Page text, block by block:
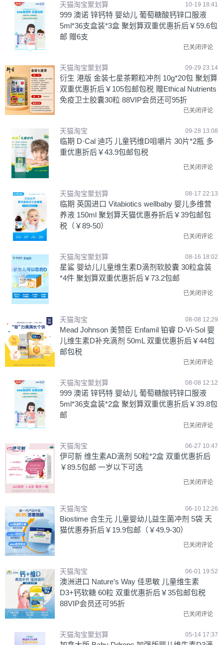
天猫淘宝聚划算 10-19 18:41
999 澳诺 锌钙特 婴幼儿 葡萄糖酸钙锌口服液
5ml*36支盒装*3盒 聚划算双重优惠折后￥59.6包
邮 赠6支
已关闭评论
天猫淘宝聚划算 09-29 23:14
衍生 港版 金装七星茶颗粒冲剂 10g*20包 聚划算
双重优惠折后￥105包邮包税 赠Ethical Nutrients
免疫卫士胶囊30粒 88VIP会员还可95折
已关闭评论
天猫淘宝 09-28 13:08
临期 D·Cal 迪巧 儿童钙维D咀嚼片 30片*2瓶 多
重优惠折后￥43.9包邮包税
已关闭评论
天猫淘宝聚划算 08-17 22:13
临期 英国进口 Vitabiotics wellbaby 婴儿多维营
养液 150ml 聚划算天猫优惠券折后￥39包邮包
税（￥89-50）
已关闭评论
天猫淘宝聚划算 08-16 18:02
星鲨 婴幼儿儿童维生素D滴剂软胶囊 30粒盒装
*4件 聚划算双重优惠折后￥73.2包邮
已关闭评论
天猫淘宝 08-08 12:29
Mead Johnson 美赞臣 Enfamil 铂睿 D-Vi-Sol 婴
儿维生素D补充滴剂 50mL 双重优惠折后￥44包
邮包税
已关闭评论
天猫淘宝聚划算 08-08 12:12
999 澳诺 锌钙特 婴幼儿 葡萄糖酸钙锌口服液
5ml*36支盒装*2盒 聚划算双重优惠折后￥39.8包
邮
已关闭评论
天猫淘宝 06-27 10:47
伊可新 维生素AD滴剂 50粒*2盒 双重优惠折后
￥89.5包邮 一岁以下可选
已关闭评论
天猫淘宝 06-10 12:26
Biostime 合生元 儿童婴幼儿益生菌冲剂 5袋 天
猫优惠券折后￥19.9包邮（￥49.9-30）
已关闭评论
天猫淘宝 06-01 19:52
澳洲进口 Nature’s Way 佳思敏 儿童维生素
D3+钙软糖 60粒 双重优惠折后￥35包邮包税
88VIP会员还可95折
已关闭评论
天猫淘宝聚划算 05-14 17:37